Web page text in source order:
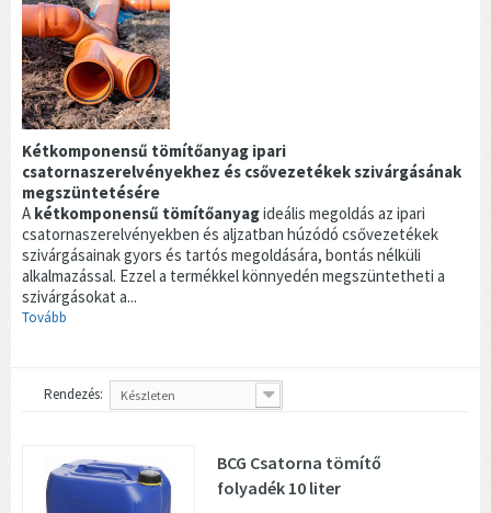
Kétkomponensű tömítőanyag ipari
csatornaszerelvényekhez és csővezetékek szivárgásának
megszüntetésére
A kétkomponensű tömítőanyagideális megoldás az ipari
csatornaszerelvényekben és aljzatban húzódó csővezetékek
szivárgásainak gyors és tartós megoldására, bontás nélküli
alkalmazással. Ezzel a termékkel könnyedén megszüntetheti a
szivárgásokat a...
Tovább
Rendezés: Készleten
BCG Csatorna tömítő
folyadék 10 liter